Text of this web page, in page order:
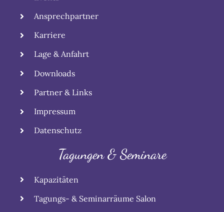
Ansprechpartner
Karriere
Lage & Anfahrt
Downloads
Partner & Links
Impressum
Datenschutz
Tagungen & Seminare
Kapazitäten
Tagungs- & Seminarräume Salon